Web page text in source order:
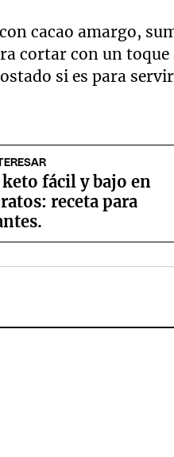
cacao amargo,
cortar con un toque
si es para
fácil y bajo en
receta para